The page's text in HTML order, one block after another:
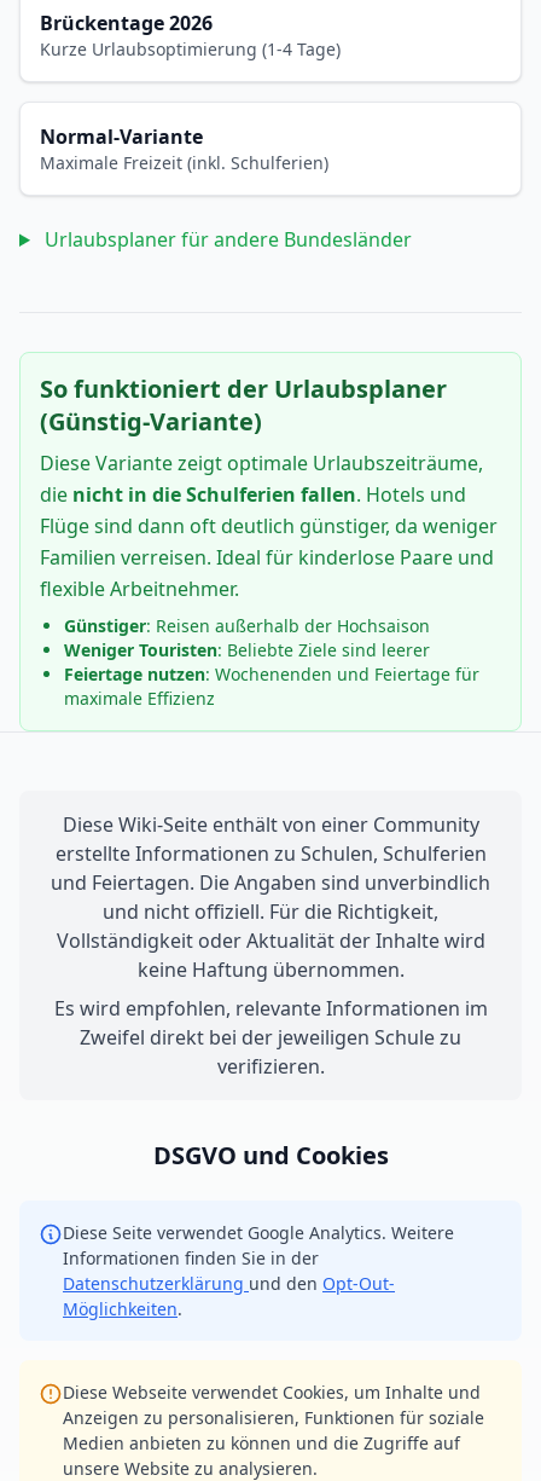
Brückentage 2026
Kurze Urlaubsoptimierung (1-4 Tage)
Normal-Variante
Maximale Freizeit (inkl. Schulferien)
Urlaubsplaner für andere Bundesländer
So funktioniert der Urlaubsplaner
(Günstig-Variante)
Diese Variante zeigt optimale Urlaubszeiträume,
die nicht in die Schulferien fallen. Hotels und
Flüge sind dann oft deutlich günstiger, da weniger
Familien verreisen. Ideal für kinderlose Paare und
flexible Arbeitnehmer.
Günstiger: Reisen außerhalb der Hochsaison
Weniger Touristen: Beliebte Ziele sind leerer
Feiertage nutzen: Wochenenden und Feiertage für
maximale Effizienz
Diese Wiki-Seite enthält von einer Community
erstellte Informationen zu Schulen, Schulferien
und Feiertagen. Die Angaben sind unverbindlich
und nicht offiziell. Für die Richtigkeit,
Vollständigkeit oder Aktualität der Inhalte wird
keine Haftung übernommen.
Es wird empfohlen, relevante Informationen im
Zweifel direkt bei der jeweiligen Schule zu
verifizieren.
DSGVO und Cookies
Diese Seite verwendet Google Analytics. Weitere
Informationen finden Sie in der
Datenschutzerklärung und den Opt-Out-
Möglichkeiten.
Diese Webseite verwendet Cookies, um Inhalte und
Anzeigen zu personalisieren, Funktionen für soziale
Medien anbieten zu können und die Zugriffe auf
unsere Website zu analysieren.